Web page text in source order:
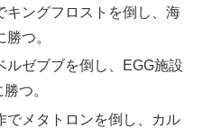
キングフロストを倒し、海
つ。
ルゼブブを倒し、EGG施設
つ。
でメタトロンを倒し、カル